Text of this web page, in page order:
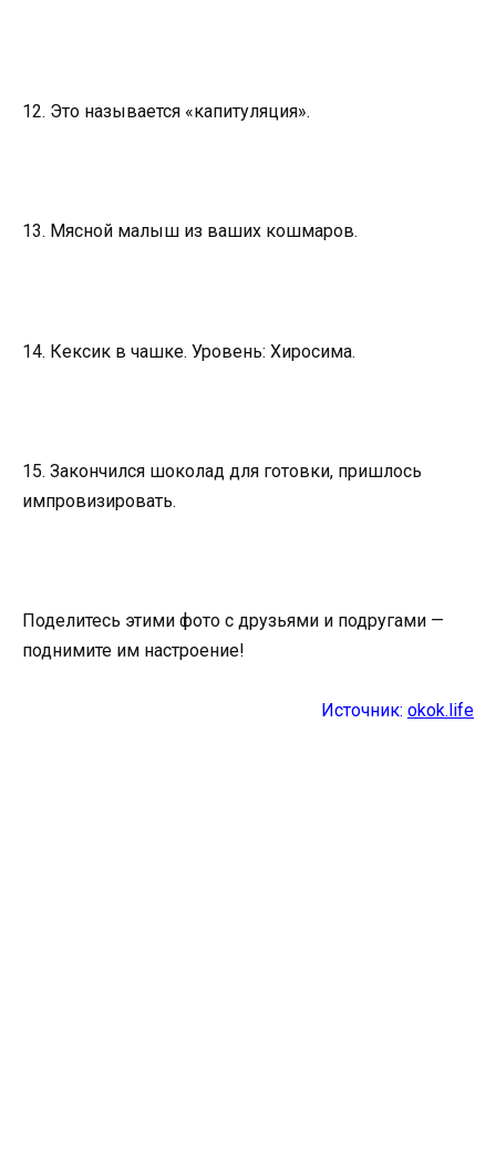
12. Это называется «капитуляция».
13. Мясной малыш из ваших кошмаров.
14. Кексик в чашке. Уровень: Хиросима.
15. Закончился шоколад для готовки, пришлось
импровизировать.
Поделитесь этими фото с друзьями и подругами —
поднимите им настроение!
Источник: okok.life